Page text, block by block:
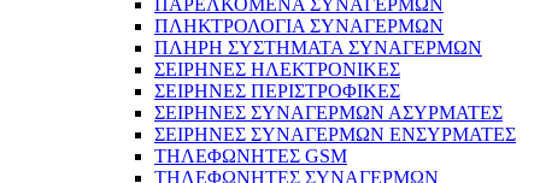
ΠΑΡΕΛΚΟΜΕΝΑ ΣΥΝΑΓΕΡΜΩΝ
ΠΛΗΚΤΡΟΛΟΓΙΑ ΣΥΝΑΓΕΡΜΩΝ
ΠΛΗΡΗ ΣΥΣΤΗΜΑΤΑ ΣΥΝΑΓΕΡΜΩΝ
ΣΕΙΡΗΝΕΣ ΗΛΕΚΤΡΟΝΙΚΕΣ
ΣΕΙΡΗΝΕΣ ΠΕΡΙΣΤΡΟΦΙΚΕΣ
ΣΕΙΡΗΝΕΣ ΣΥΝΑΓΕΡΜΩΝ ΑΣΥΡΜΑΤΕΣ
ΣΕΙΡΗΝΕΣ ΣΥΝΑΓΕΡΜΩΝ ΕΝΣΥΡΜΑΤΕΣ
ΤΗΛΕΦΩΝΗΤΕΣ GSM
ΤΗΛΕΦΩΝΗΤΕΣ ΣΥΝΑΓΕΡΜΩΝ